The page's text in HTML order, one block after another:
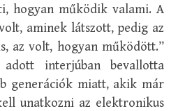
hogyan működik valami. A
aminek látszott, pedig az
az volt, hogyan működött.”
interjúban bevallotta
generációk miatt, akik már
unatkozni az elektronikus